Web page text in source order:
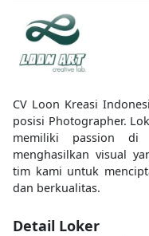
CV Loon Kreasi
posisi Photographer.
memiliki passion di
menghasilkan visual
tim kami untuk
dan berkualitas.
Detail Loker